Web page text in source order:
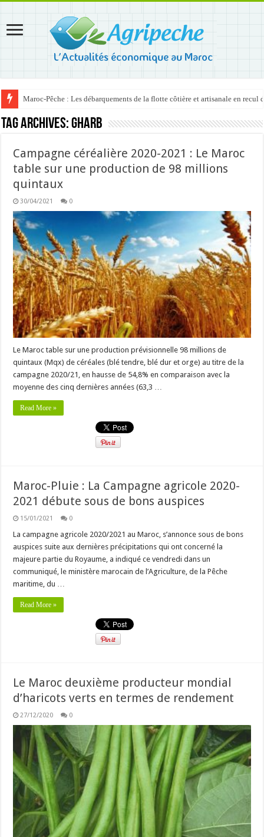
Maroc-Pêche : Les débarquements de la flotte côtière et artisanale en recul
Tag Archives:Gharb
Campagne céréalière 2020-2021 : Le Maroc
table sur une production de 98 millions
quintaux
30/04/2021 0
Le Maroc table sur une production prévisionnelle 98 millions de
quintaux (Mqx) de céréales (blé tendre, blé dur et orge) au titre de la
campagne 2020/21, en hausse de 54,8% en comparaison avec la
moyenne des cinq dernières années (63,3 …
Read More »
Maroc-Pluie : La Campagne agricole 2020-
2021 débute sous de bons auspices
15/01/2021 0
La campagne agricole 2020/2021 au Maroc, s’annonce sous de bons
auspices suite aux dernières précipitations qui ont concerné la
majeure partie du Royaume, a indiqué ce vendredi dans un
communiqué, le ministère marocain de l’Agriculture, de la Pêche
maritime, du …
Read More »
Le Maroc deuxième producteur mondial
d’haricots verts en termes de rendement
27/12/2020 0